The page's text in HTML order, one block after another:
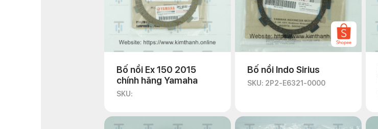
Bố nồi Ex 150 2015
chính hãng Yamaha
SKU:
Bố nồi Indo Sirius
SKU: 2P2-E6321-0000